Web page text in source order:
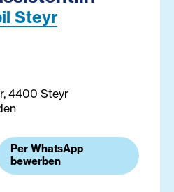
Steyr
4400 Steyr
Per WhatsApp
bewerben